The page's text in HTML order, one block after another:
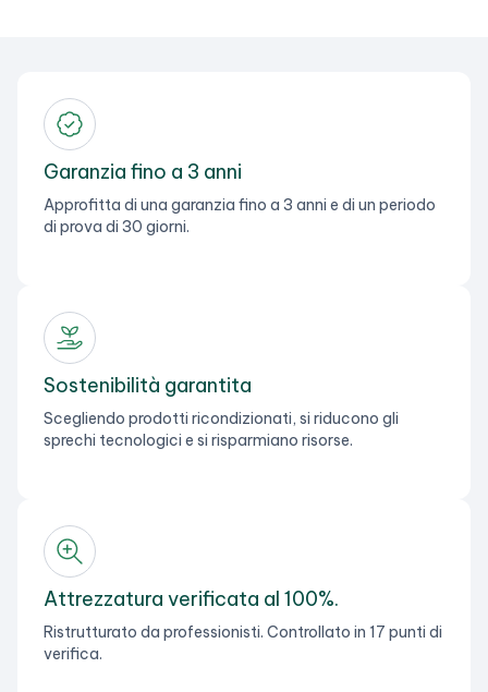
Garanzia fino a 3 anni
Approfitta di una garanzia fino a 3 anni e di un periodo
di prova di 30 giorni.
Sostenibilità garantita
Scegliendo prodotti ricondizionati, si riducono gli
sprechi tecnologici e si risparmiano risorse.
Attrezzatura verificata al 100%.
Ristrutturato da professionisti. Controllato in 17 punti di
verifica.